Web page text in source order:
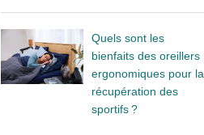
Quels sont les
bienfaits des oreillers
ergonomiques pour la
récupération des
sportifs ?